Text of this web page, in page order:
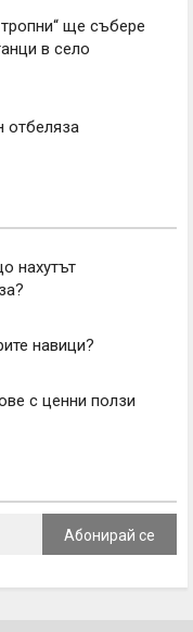
ще събере
в село
отбеляза
нахутът
навици?
с ценни ползи
Абонирай се